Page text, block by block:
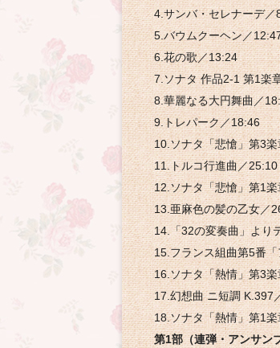
4.サンバ・セレナーデ
5.バウムクーヘン／
6.花の歌／13:24
7.ソナタ 作品2-1 第1楽
8.華麗なる大円舞曲／
9.トレパーク／18:46
10.ソナタ「悲愴」第3
11.トルコ行進曲／25:10
12.ソナタ「悲愴」第1
13.亜麻色の髪の乙女／
14.「32の変奏曲」より
15.フランス組曲第5番
16.ソナタ「熱情」第3
17.幻想曲 ニ短調 K.397
18.ソナタ「熱情」第1
第1部（連弾・アンサン